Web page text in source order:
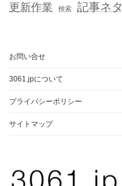
更新作業 検索 記事ネタ
お問い合せ
3061.jpについて
プライバシーポリシー
サイトマップ